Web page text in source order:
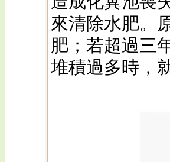
來清除水肥。
肥；若超過三
堆積過多時，